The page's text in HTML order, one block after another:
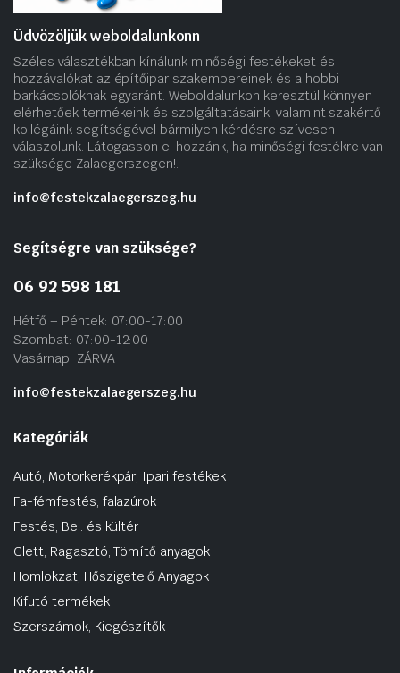
Üdvözöljük weboldalunkonn
Széles választékban kínálunk minőségi festékeket és
hozzávalókat az építőipar szakembereinek és a hobbi
barkácsolóknak egyaránt. Weboldalunkon keresztül könnyen
elérhetőek termékeink és szolgáltatásaink, valamint szakértő
kollégáink segítségével bármilyen kérdésre szívesen
válaszolunk. Látogasson el hozzánk, ha minőségi festékre van
szüksége Zalaegerszegen!.
info@festekzalaegerszeg.hu
Segítségre van szüksége?
06 92 598 181
Hétfő – Péntek: 07:00-17:00
Szombat: 07:00-12:00
Vasárnap: ZÁRVA
info@festekzalaegerszeg.hu
Kategóriák
Autó, Motorkerékpár, Ipari festékek
Fa-fémfestés, falazúrok
Festés, Bel. és kültér
Glett, Ragasztó, Tömítő anyagok
Homlokzat, Hőszigetelő Anyagok
Kifutó termékek
Szerszámok, Kiegészítők